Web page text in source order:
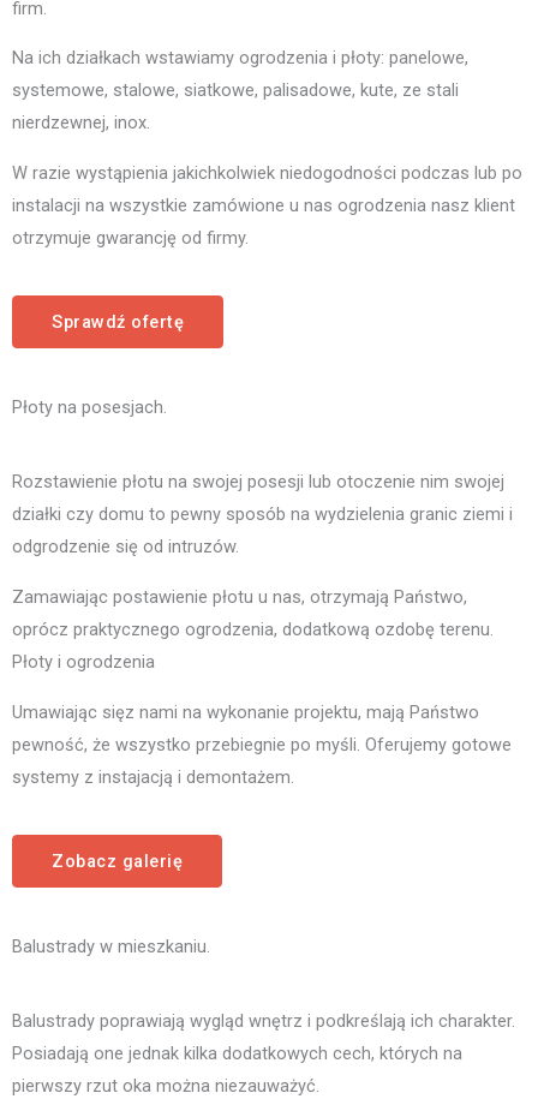
firm.
Na ich działkach wstawiamy ogrodzenia i płoty: panelowe,
systemowe, stalowe, siatkowe, palisadowe, kute, ze stali
nierdzewnej, inox.
W razie wystąpienia jakichkolwiek niedogodności podczas lub po
instalacji na wszystkie zamówione u nas ogrodzenia nasz klient
otrzymuje gwarancję od firmy.
Sprawdź ofertę
Płoty na posesjach.
Rozstawienie płotu na swojej posesji lub otoczenie nim swojej
działki czy domu to pewny sposób na wydzielenia granic ziemi i
odgrodzenie się od intruzów.
Zamawiając postawienie płotu u nas, otrzymają Państwo,
oprócz praktycznego ogrodzenia, dodatkową ozdobę terenu.
Płoty i ogrodzenia
Umawiając sięz nami na wykonanie projektu, mają Państwo
pewność, że wszystko przebiegnie po myśli. Oferujemy gotowe
systemy z instajacją i demontażem.
Zobacz galerię
Balustrady w mieszkaniu.
Balustrady poprawiają wygląd wnętrz i podkreślają ich charakter.
Posiadają one jednak kilka dodatkowych cech, których na
pierwszy rzut oka można niezauważyć.